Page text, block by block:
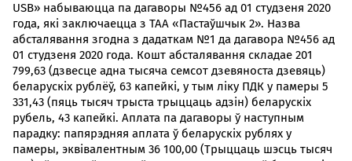
USB» набываюцца па дагаворы №456 ад 01 студзеня 2020
года, які заключаецца з ТАА «Пастаўшчык 2». Назва
абсталявання згодна з дадаткам №1 да дагавора №456 ад
01 студзеня 2020 года. Кошт абсталявання складае 201
799,63 (дзвесце адна тысяча семсот дзевяноста дзевяць)
беларускіх рублёў, 63 капейкі, у тым ліку ПДК у памеры 5
331,43 (пяць тысяч трыста трыццаць адзін) беларускіх
рубель, 43 капейкі. Аплата па дагаворы ў наступным
парадку: папярэдняя аплата ў беларускіх рублях у
памеры, эквівалентным 36 100,00 (Трыццаць шэсць тысяч